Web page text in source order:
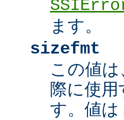
ます。
sizefmt
この値
際に使
す。値